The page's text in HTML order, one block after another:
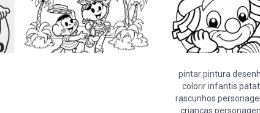
pintar pintura
colorir infantis
rascunhos
crianças